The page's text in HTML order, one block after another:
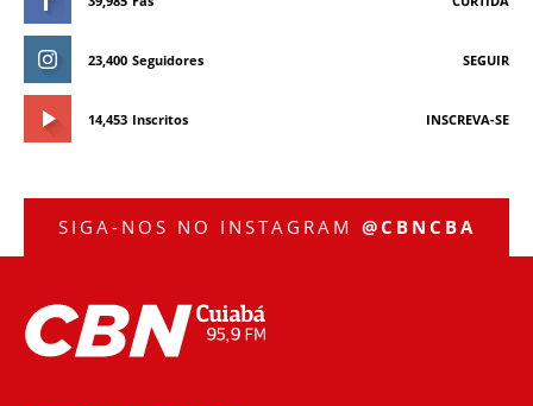
23,400 Seguidores SEGUIR
14,453 Inscritos INSCREVA-SE
SIGA-NOS NO INSTAGRAM @CBNCBA